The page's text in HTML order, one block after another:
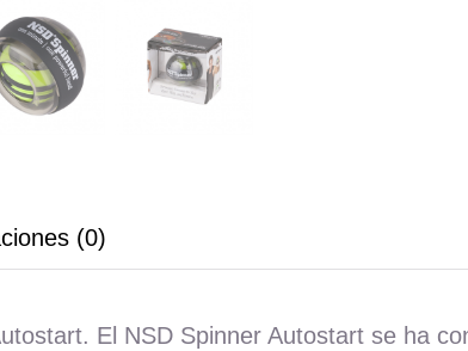
(0)
El NSD Spinner Autostart se ha